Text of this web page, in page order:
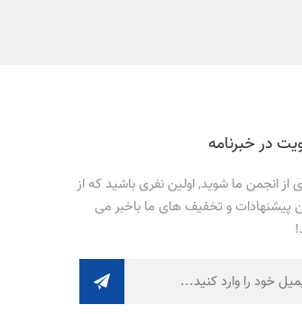
در خبرنامه
از انجمن ما شوید, اولین نفری باشید که از
پیشنهادات و تخفیف های ما باخبر می